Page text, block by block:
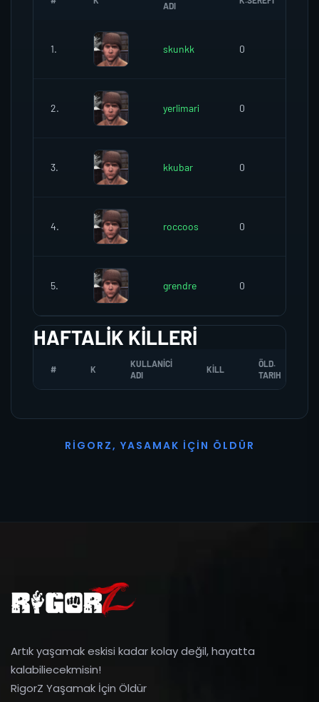
ADI
1. skunkk 0
2. yerlimari 0
3. kkubar 0
4. roccoos 0
5. grendre 0
HAFTALIK KILLERI
# K
KULLANICI
ADI
KILL
ÖLD.
TARIH
R I G O R Z, YASAMAK İ ÇI N Ö L D Ü R
Artık yaşamak eskisi kadar kolay değil, hayatta
kalabiliecekmisin!
RigorZ Yaşamak İçin Öldür